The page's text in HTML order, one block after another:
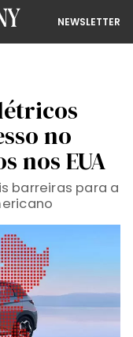
NEWSLETTER
no
nos EUA
barreiras para a